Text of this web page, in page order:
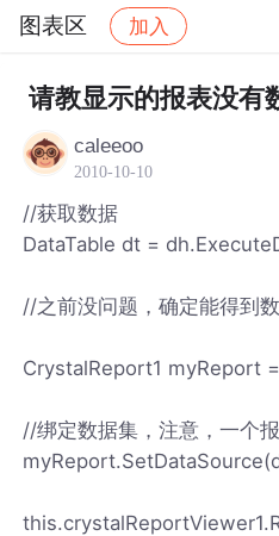
图表区 加入
社区 图表区 帖子详情
请教显示的报表没有
caleeoo
2010-10-10
//获取数据
DataTable dt =
//之前没问题，确定能得到数
CrystalReport1 myReport
//绑定数据集，注意，一个